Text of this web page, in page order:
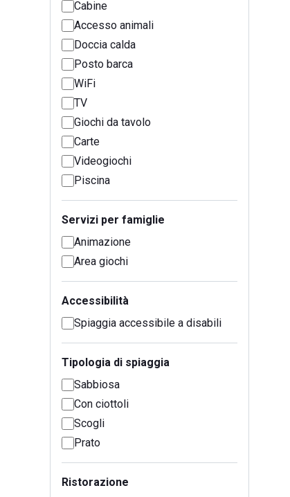
Cabine
Accesso animali
Doccia calda
Posto barca
WiFi
TV
Giochi da tavolo
Carte
Videogiochi
Piscina
Servizi per famiglie
Animazione
Area giochi
Accessibilità
Spiaggia accessibile a disabili
Tipologia di spiaggia
Sabbiosa
Con ciottoli
Scogli
Prato
Ristorazione